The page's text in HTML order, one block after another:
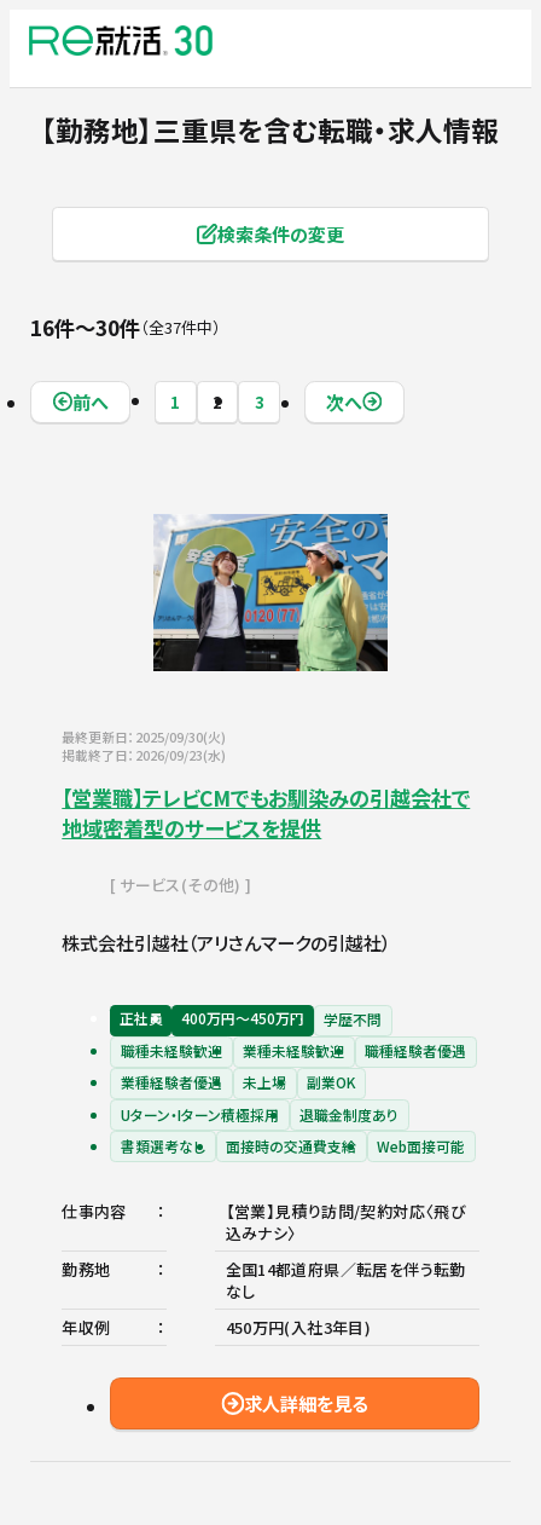
【勤務地】三重県を含む転職・求人情報
検索条件の変更
前へ 1 2 3 次へ
16件〜30件 全37件中
最終更新日：2025/09/30(火)
掲載終了日：2026/09/23(水)
【営業職】テレビCMでもお馴染みの引越会社で
地域密着型のサービスを提供
サービス(その他)
株式会社引越社（アリさんマークの引越社）
正社員 400万円〜450万円
学歴不問
職種未経験歓迎
業種未経験歓迎
職種経験者優遇
業種経験者優遇
未上場
副業OK
Uターン・Iターン積極採用
退職金制度あり
書類選考なし
面接時の交通費支給 Web面接可能
仕事内容
【営業】見積り訪問/契約対応〈飛び
込みナシ〉
勤務地
全国14都道府県／転居を伴う転勤
なし
年収例
450万円(入社3年目)
求人詳細を見る